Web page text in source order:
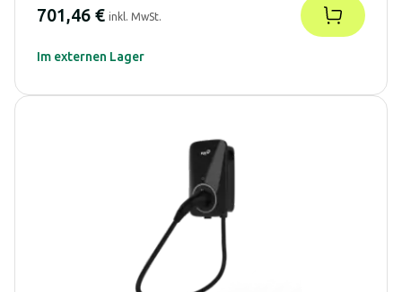
701,46 € inkl. MwSt.
Im externen Lager